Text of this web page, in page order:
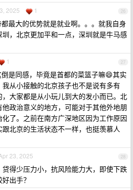
26
2025 1
最大的优势就是就业啊。。。就我自身
，北京更加平和一点，深圳就是牛马感
27
1
是同感，毕竟是首都的菜篮子嘛😄其实
从小接触的北京孩子也不是说有多有
大家都是从小玩儿到大的发小而已。北
政治意义的地方，可能对于其他外地朋
了。之前在南方广深地区因为工作原因
北京的生活状态不一样，也挺羡慕人
28
23, 2025
得少压力小，抗风险能力大，即使下跌
出手？